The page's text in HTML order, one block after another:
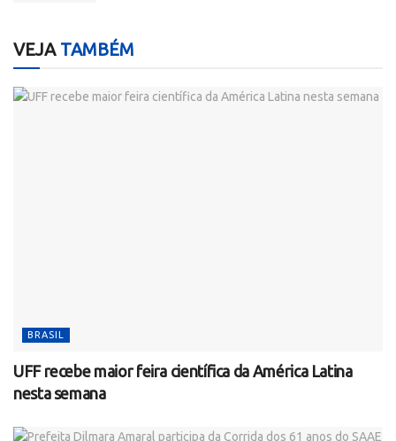
VEJATAMBÉM
BRASIL
UFF recebe maior feira científica da América Latina
nesta semana